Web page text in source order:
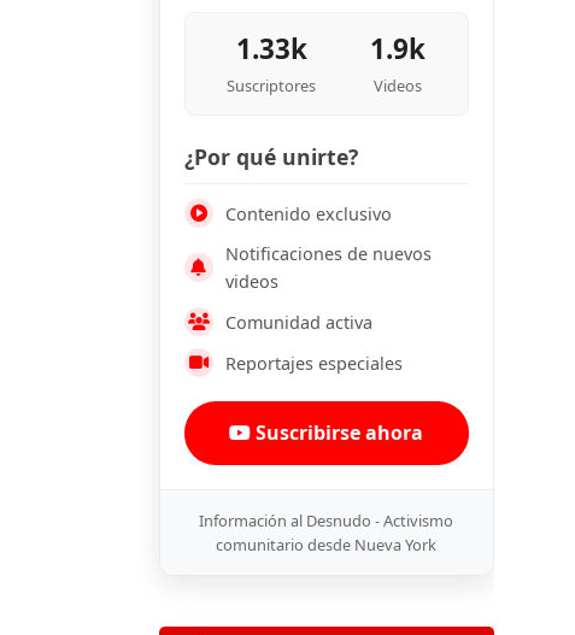
1.33k
Suscriptores
1.9k
Videos
¿Por qué unirte?
Contenido exclusivo
Notificaciones de nuevos
videos
Comunidad activa
Reportajes especiales
Suscribirse ahora
Información al Desnudo - Activismo
comunitario desde Nueva York